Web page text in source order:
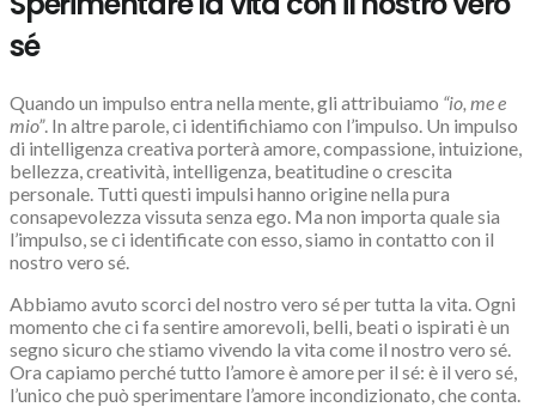
sé
Quando un impulso entra nella mente, gli attribuiamo “io, me e
mio”. In altre parole, ci identifichiamo con l’impulso. Un impulso
di intelligenza creativa porterà amore, compassione, intuizione,
bellezza, creatività, intelligenza, beatitudine o crescita
personale. Tutti questi impulsi hanno origine nella pura
consapevolezza vissuta senza ego. Ma non importa quale sia
l’impulso, se ci identificate con esso, siamo in contatto con il
nostro vero sé.
Abbiamo avuto scorci del nostro vero sé per tutta la vita. Ogni
momento che ci fa sentire amorevoli, belli, beati o ispirati è un
segno sicuro che stiamo vivendo la vita come il nostro vero sé.
Ora capiamo perché tutto l’amore è amore per il sé: è il vero sé,
l’unico che può sperimentare l’amore incondizionato, che conta.